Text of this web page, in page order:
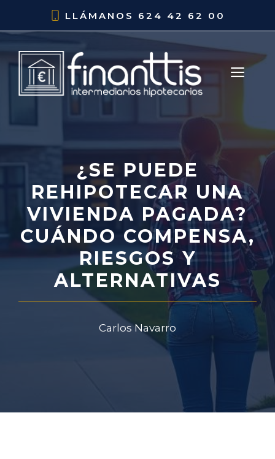
LLÁMANOS 624 42 62 00
¿SE PUEDE
REHIPOTECAR UNA
VIVIENDA PAGADA?
CUÁNDO COMPENSA,
RIESGOS Y
ALTERNATIVAS
Carlos Navarro